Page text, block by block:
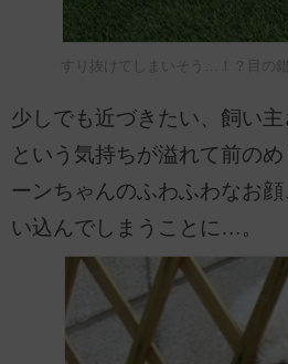
すり抜けてしまいそう…！？目の
少しでも近づきたい、飼い
という気持ちが溢れて前の
ーンちゃんのふわふわなお
い込んでしまうことに…。